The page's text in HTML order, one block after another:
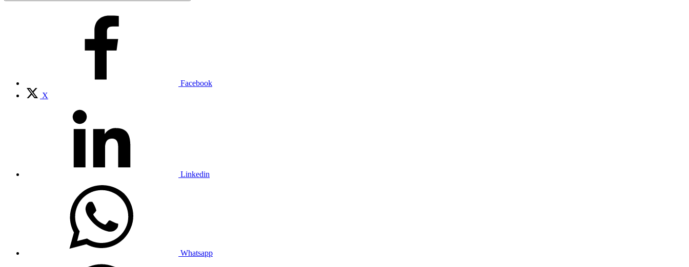
Facebook
X
Linkedin
Whatsapp